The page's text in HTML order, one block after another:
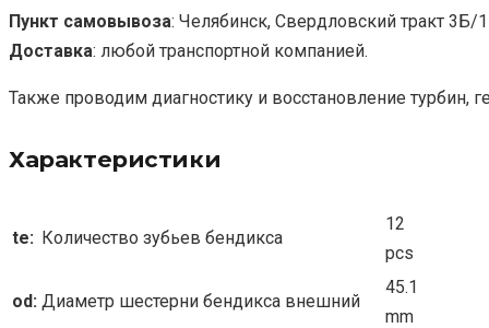
Пункт самовывоза: Челябинск, Свердловский тракт 3Б/1
Доставка: любой транспортной компанией.
Также проводим диагностику и восстановление турбин,
Характеристики
te: Количество зубьев бендикса
12
pcs
od: Диаметр шестерни бендикса внешний
45.1
mm